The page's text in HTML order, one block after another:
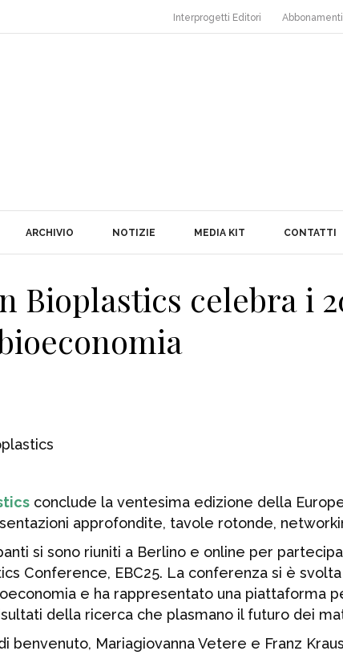
Interprogetti Editori Abbonamenti
ARCHIVIO NOTIZIE MEDIA KIT CONTATTI
Bioplastics celebra i
conclude la ventesima edizione della
approfondite, tavole rotonde,
si sono riuniti a Berlino e online per
Conference, EBC25. La conferenza si è
e ha rappresentato una piattaforma
della ricerca che plasmano il futuro dei
benvenuto, Mariagiovanna Vetere e Franz